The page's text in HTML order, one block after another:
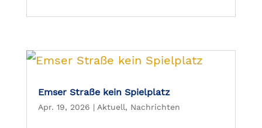
Emser Straße kein Spielplatz
Apr. 19, 2026 | Aktuell, Nachrichten